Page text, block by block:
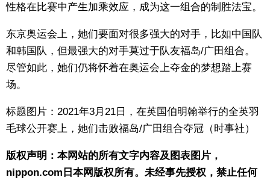
性格在比赛中产生加乘效应，成为这一组合的制胜法宝。
东京奥运会上，她们要面对很多强大的对手，比如中国队
和韩国队，但最强大的对手莫过于队友福岛/广田组合。
尽管如此，她们仍将怀着在奥运会上夺金的梦想踏上赛
场。
标题图片：2021年3月21日，在英国伯明翰举行的全英羽
毛球公开赛上，她们击败福岛/广田组合夺冠（时事社）
版权声明：本网站的所有文字内容及图表图片，
nippon.com日本网版权所有。未经事先授权，禁止任何